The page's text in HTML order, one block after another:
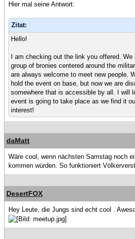
Hier mal seine Antwort:
Zitat:
Hello!
I am checking out the link you offered.
group of bronies centered around the
are always welcome to meet new people.
hold the event on base, but now we are
somewhere that is accessible by all. I will
event is going to take place as we find it
interest!
daMatt
Wäre cool, wenn nächsten Samstag noch
kommen würden. So funktioniert
DesertFOX
Hey Leute, die Jungs sind echt cool .